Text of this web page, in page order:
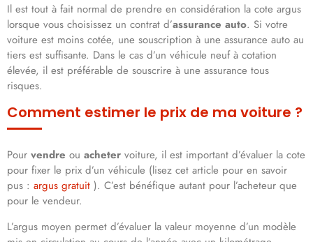
Il est tout à fait normal de prendre en considération la cote argus
lorsque vous choisissez un contrat d’assurance auto. Si votre
voiture est moins cotée, une souscription à une assurance auto au
tiers est suffisante. Dans le cas d’un véhicule neuf à cotation
élevée, il est préférable de souscrire à une assurance tous
risques.
Comment estimer le prix de ma voiture ?
Pour vendre ou acheter voiture, il est important d’évaluer la cote
pour fixer le prix d’un véhicule (lisez cet article pour en savoir
pus : argus gratuit ). C’est bénéfique autant pour l’acheteur que
pour le vendeur.
L’argus moyen permet d’évaluer la valeur moyenne d’un modèle